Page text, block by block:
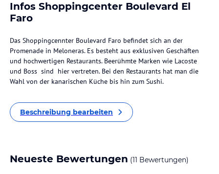
Infos Shoppingcenter Boulevard El
Faro
Das Shoppingcennter Boulevard Faro befindet sich an der
Promenade in Meloneras. Es besteht aus exklusiven Geschäften
und hochwertigen Restaurants. Beerühmte Marken wie Lacoste
und Boss sind hier vertreten. Bei den Restaurants hat man die
Wahl von der kanarischen Küche bis hin zum Sushi.
Beschreibung bearbeiten
Neueste Bewertungen (11 Bewertungen)